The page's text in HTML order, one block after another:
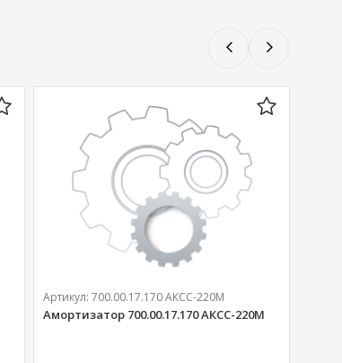
Артикул:700.00.17.170 АКСС-220М
Амортизатор 700.00.17.170 АКСС-220М